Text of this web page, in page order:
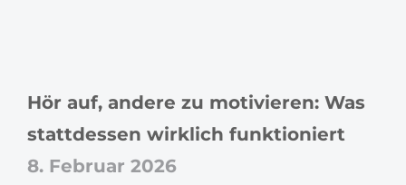
Hör auf, andere zu motivieren: Was
stattdessen wirklich funktioniert
8. Februar 2026